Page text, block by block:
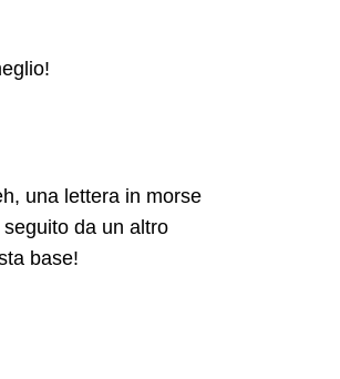
una lettera in morse
da un altro
base!